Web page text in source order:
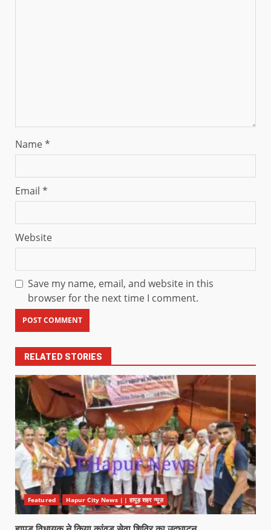
Name*
Email *
Website
Save my name, email, and website in this
browser for the next time I comment.
RELATED STORIES
Featured Hapur City News || हापुड़ शहर न्यूज़